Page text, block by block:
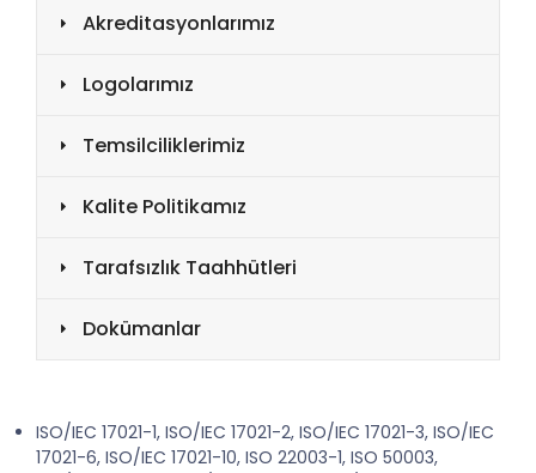
Akreditasyonlarımız
Logolarımız
Temsilciliklerimiz
Kalite Politikamız
Tarafsızlık Taahhütleri
Dokümanlar
ISO/IEC 17021-1, ISO/IEC 17021-2, ISO/IEC 17021-3, ISO/IEC
17021-6, ISO/IEC 17021-10, ISO 22003-1, ISO 50003,